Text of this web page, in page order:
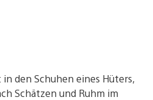
den Schuhen eines Hüters,
Schätzen und Ruhm im